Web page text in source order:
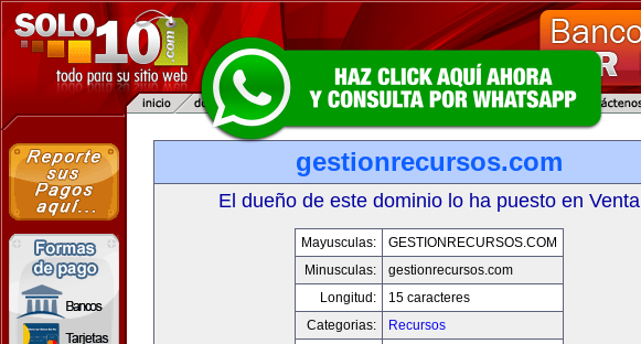
gestionrecursos.com
El dueño de este dominio lo ha puesto en Venta
Mayusculas:
GESTIONRECURSOS.COM
Minusculas:
gestionrecursos.com
Longitud:
15 caracteres
Categorias:
Recursos